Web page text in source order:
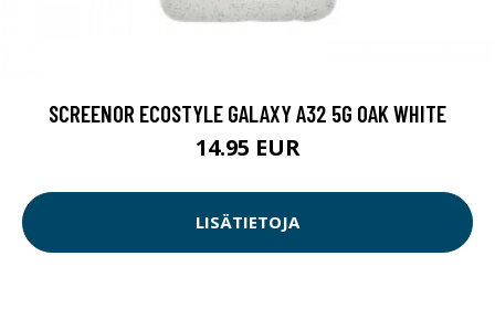
SCREENOR ECOSTYLE GALAXY A32 5G OAK WHITE
14.95 EUR
LISÄTIETOJA